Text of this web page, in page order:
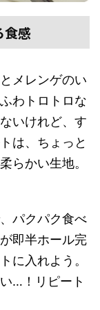
食感
メレンゲのい
わトロトロな
いけれど、す
は、ちょっと
らかい生地。
パクパク食べ
即半ホール完
に入れよう。
…！リピート